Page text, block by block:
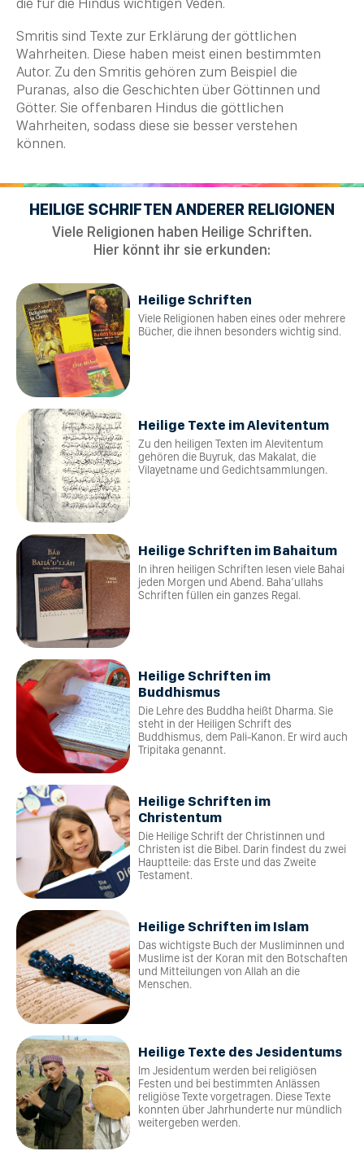
Smritis sind Texte zur Erklärung der göttlichen
Wahrheiten. Diese haben meist einen bestimmten
Autor. Zu den Smritis gehören zum Beispiel die
Puranas, also die Geschichten über Göttinnen und
Götter. Sie offenbaren Hindus die göttlichen
Wahrheiten, sodass diese sie besser verstehen
können.
HEILIGE SCHRIFTEN ANDERER RELIGIONEN
Viele Religionen haben Heilige Schriften.
Hier könnt ihr sie erkunden:
Heilige Schriften
Viele Religionen haben eines oder mehrere
Bücher, die ihnen besonders wichtig sind.
Heilige Texte im Alevitentum
Zu den heiligen Texten im Alevitentum
gehören die Buyruk, das Makalat, die
Vilayetname und Gedichtsammlungen.
Heilige Schriften im Bahaitum
In ihren heiligen Schriften lesen viele Bahai
jeden Morgen und Abend. Baha’ullahs
Schriften füllen ein ganzes Regal.
Heilige Schriften im
Buddhismus
Die Lehre des Buddha heißt Dharma. Sie
steht in der Heiligen Schrift des
Buddhismus, dem Pali-Kanon. Er wird auch
Tripitaka genannt.
Heilige Schriften im
Christentum
Die Heilige Schrift der Christinnen und
Christen ist die Bibel. Darin findest du zwei
Hauptteile: das Erste und das Zweite
Testament.
Heilige Schriften im Islam
Das wichtigste Buch der Musliminnen und
Muslime ist der Koran mit den Botschaften
und Mitteilungen von Allah an die
Menschen.
Heilige Texte des Jesidentums
Im Jesidentum werden bei religiösen
Festen und bei bestimmten Anlässen
religiöse Texte vorgetragen. Diese Texte
konnten über Jahrhunderte nur mündlich
weitergeben werden.